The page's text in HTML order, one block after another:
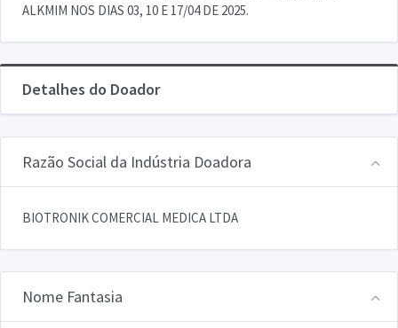
ALKMIM NOS DIAS 03, 10 E 17/04 DE 2025.
Detalhes do Doador
Razão Social da Indústria Doadora
BIOTRONIK COMERCIAL MEDICA LTDA
Nome Fantasia